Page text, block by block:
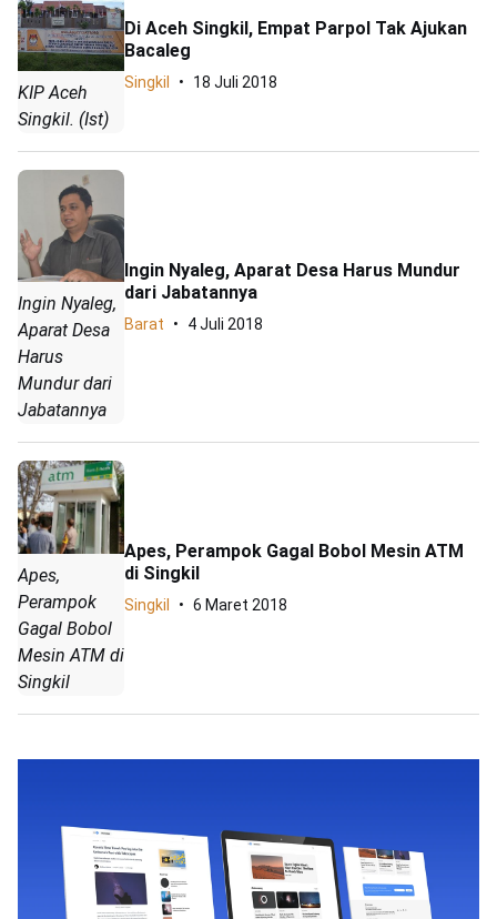
KIP Aceh
Singkil. (Ist)
Di Aceh Singkil, Empat Parpol Tak Ajukan
Bacaleg
Singkil 18 Juli 2018
Ingin Nyaleg,
Aparat Desa
Harus
Mundur dari
Jabatannya
Ingin Nyaleg, Aparat Desa Harus Mundur
dari Jabatannya
Barat 4 Juli 2018
Apes,
Perampok
Gagal Bobol
Mesin ATM di
Singkil
Apes, Perampok Gagal Bobol Mesin ATM
di Singkil
Singkil 6 Maret 2018